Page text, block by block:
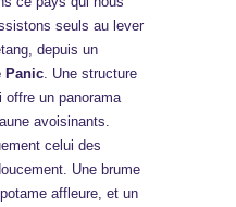
seuls au lever
depuis un
Panic. Une structure
offre un panorama
avoisinants.
celui des
Une brume
affleure, et un